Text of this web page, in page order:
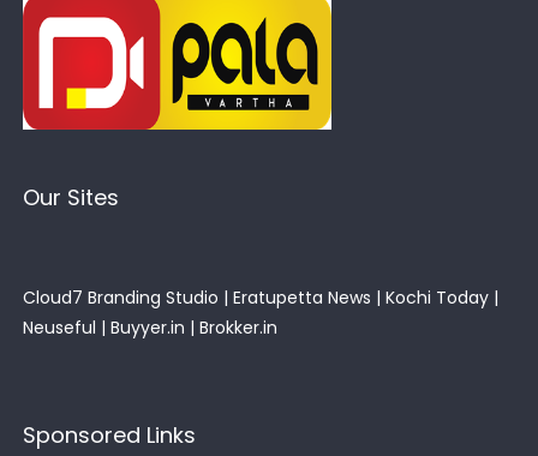
Our Sites
Cloud7 Branding Studio | Eratupetta News | Kochi Today |
Neuseful | Buyyer.in | Brokker.in
Sponsored Links